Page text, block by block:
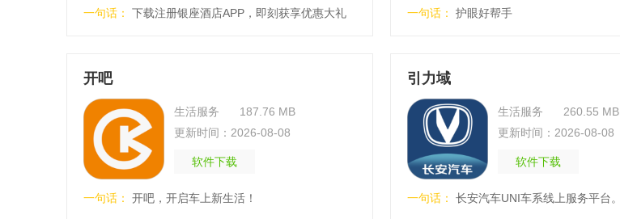
一句话：
下载注册银座酒店APP，即刻获享优惠大礼
一句话： 护眼好帮手
开吧
生活服务
187.76 MB
更新时间：2026-08-08
软件下载
一句话： 开吧，开启车上新生活！
引力域
生活服务
260.55 MB
更新时间：2026-08-08
软件下载
一句话： 长安汽车UNI车系线上服务平台。